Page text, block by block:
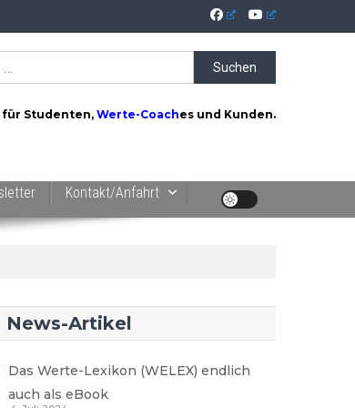
Suchen
nach:
für Studenten,Werte-Coaches und Kunden.
Kontakt/Anfahrt
News-Artikel
Das Werte-Lexikon (WELEX) endlich
auch als eBook